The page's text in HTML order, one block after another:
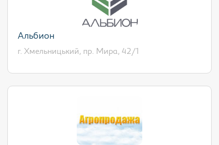
Альбион
г. Хмельницький, пр. Мира, 42/1